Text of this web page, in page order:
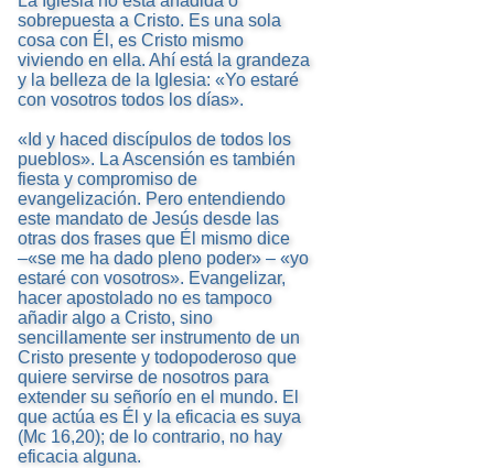
sobrepuesta a Cristo. Es una sola
cosa con Él, es Cristo mismo
viviendo en ella. Ahí está la grandeza
y la belleza de la Iglesia: «Yo estaré
con vosotros todos los días».
«Id y haced discípulos de todos los
pueblos». La Ascensión es también
fiesta y compromiso de
evangelización. Pero entendiendo
este mandato de Jesús desde las
otras dos frases que Él mismo dice
–«se me ha dado pleno poder» – «yo
estaré con vosotros». Evangelizar,
hacer apostolado no es tampoco
añadir algo a Cristo, sino
sencillamente ser instrumento de un
Cristo presente y todopoderoso que
quiere servirse de nosotros para
extender su señorío en el mundo. El
que actúa es Él y la eficacia es suya
(Mc 16,20); de lo contrario, no hay
eficacia alguna.